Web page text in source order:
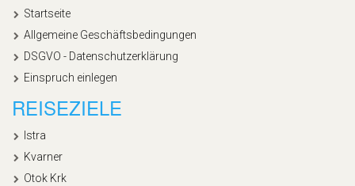
Startseite
Allgemeine Geschäftsbedingungen
DSGVO - Datenschutzerklärung
Einspruch einlegen
REISEZIELE
Istra
Kvarner
Otok Krk